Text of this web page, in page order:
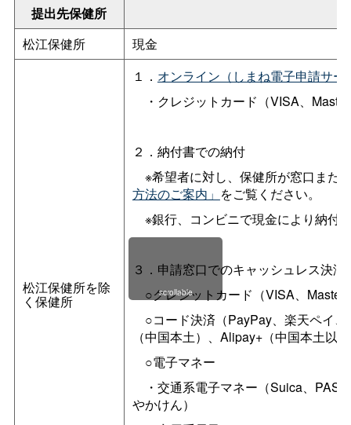
提出先保健所
松江保健所
現金
松江保健所を除
く保健所
１． オンライン（しまね電子申請サ
・クレジットカード（VISA、
２．納付書での納付
※希望者に対し、保健所が窓口また
方法のご案内」 をご覧ください。
※銀行、コンビニで現金により納付
３．申請窓口でのキャッシュレス決済
○クレジットカード（VISA、
○コード決済（PayPay、楽天ペイ
（中国本土）、Alipay+（中国本土以
○電子マネー
・交通系電子マネー（Suica、
やかけん）
scrollable